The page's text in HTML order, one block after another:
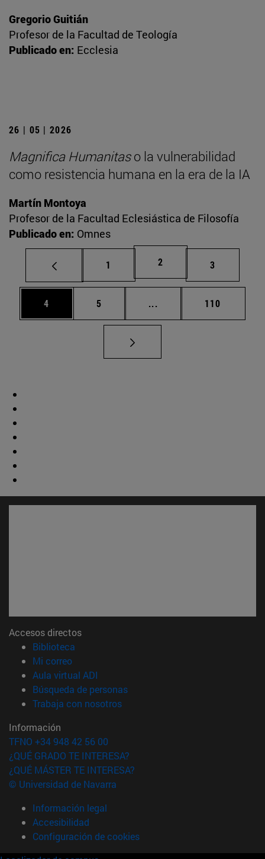
Gregorio Guitián
Profesor de la Facultad de Teología
Publicado en: Ecclesia
26 | 05 | 2026
Magnifica Humanitaso la vulnerabilidad
como resistencia humana en la era de la IA
Martín Montoya
Profesor de la Facultad Eclesiástica de Filosofía
Publicado en: Omnes
Página
1 Página
2 Página
3
Página
4 Página
5 ... Páginas intermedias
Página
110
Accesos directos
Biblioteca
Mi correo(abre en nueva ventana)
Aula virtual ADI
Búsqueda de personas(abre en nueva ventana)
Trabaja con nosotros(abre en nueva ventana)
Información
TFNO +34 948 42 56 00
¿QUÉ GRADO TE INTERESA?
¿QUÉ MÁSTER TE INTERESA?
© Universidad de Navarra
Información legal
Accesibilidad
Configuración de cookies